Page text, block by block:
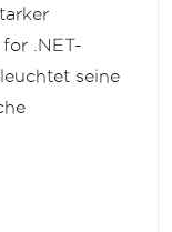
.NET-
seine